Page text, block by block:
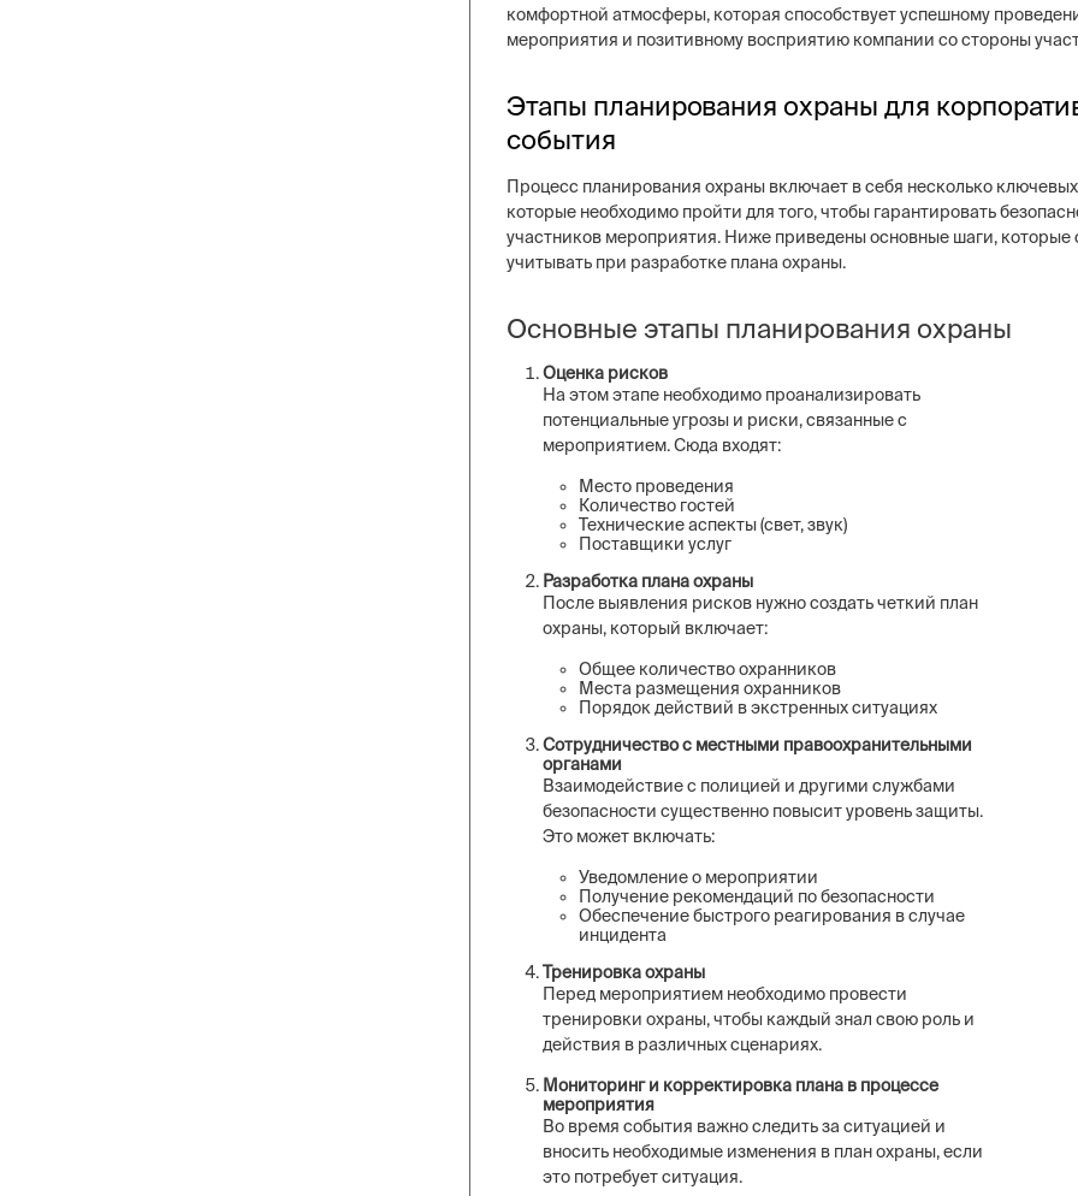
комфортной атмосферы, которая способствует успешному
мероприятия и позитивному восприятию компании со стороны
Этапы планирования охраны для
события
Процесс планирования охраны включает в себя несколько
которые необходимо пройти для того, чтобы гарантировать
участников мероприятия. Ниже приведены основные шаги, которые
учитывать при разработке плана охраны.
Основные этапы планирования охраны
Оценка рисков
На этом этапе необходимо проанализировать
потенциальные угрозы и риски, связанные с
мероприятием. Сюда входят:
Место проведения
Количество гостей
Технические аспекты (свет, звук)
Поставщики услуг
Разработка плана охраны
После выявления рисков нужно создать четкий план
охраны, который включает:
Общее количество охранников
Места размещения охранников
Порядок действий в экстренных ситуациях
Сотрудничество с местными правоохранительными
органами
Взаимодействие с полицией и другими службами
безопасности существенно повысит уровень защиты.
Это может включать:
Уведомление о мероприятии
Получение рекомендаций по безопасности
Обеспечение быстрого реагирования в случае
инцидента
Тренировка охраны
Перед мероприятием необходимо провести
тренировки охраны, чтобы каждый знал свою роль и
действия в различных сценариях.
Мониторинг и корректировка плана в процессе
мероприятия
Во время события важно следить за ситуацией и
вносить необходимые изменения в план охраны, если
это потребует ситуация.